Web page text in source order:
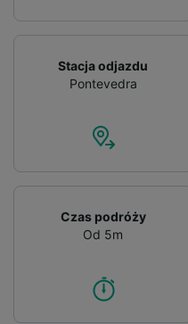
Stacja odjazdu
Pontevedra
Czas podróży
Od 5m